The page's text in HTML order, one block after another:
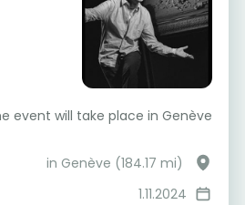
event will take place in Genève.
1.11.2024